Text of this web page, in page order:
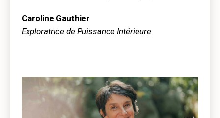
Caroline Gauthier
Exploratrice de Puissance Intérieure